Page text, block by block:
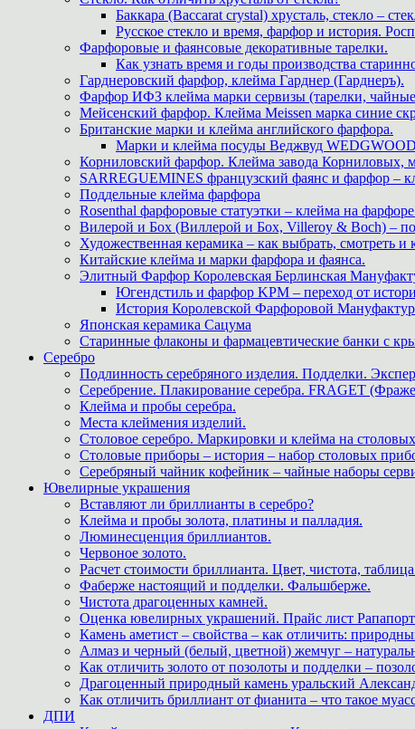
Баккара (Baccarat crystal) хрусталь, стекло –
Русское стекло и время, фарфор и история.
Фарфоровые и фаянсовые декоративные тарелки.
Как узнать время и годы производства
Гарднеровский фарфор, клейма Гарднер (Гарднеръ).
Фарфор ИФЗ клейма марки сервизы (тарелки,
Мейсенский фарфор. Клейма Meissen марка синие
Британские марки и клейма английского фарфора.
Марки и клейма посуды Веджвуд
Корниловский фарфор. Клейма завода Корниловых,
SARREGUEMINES французский фаянс и фарфор –
Поддельные клейма фарфора
Rosenthal фарфоровые статуэтки – клейма на
Вилерой и Бох (Виллерой и Бох, Villeroy & Boch) –
Художественная керамика – как выбрать, смотреть
Китайские клейма и марки фарфора и фаянса.
Элитный Фарфор Королевская Берлинская
Югендстиль и фарфор KPM – переход от
История Королевской Фарфоровой
Японская керамика Сацума
Старинные флаконы и фармацевтические банки с
Серебро
Подлинность серебряного изделия. Подделки.
Серебрение. Плакирование серебра. FRAGET
Клейма и пробы серебра.
Места клеймения изделий.
Столовое серебро. Маркировки и клейма на
Столовые приборы – история – набор столовых
Серебряный чайник кофейник – чайные наборы
Ювелирные украшения
Вставляют ли бриллианты в серебро?
Клейма и пробы золота, платины и палладия.
Люминесценция бриллиантов.
Червоное золото.
Расчет стоимости бриллианта. Цвет, чистота,
Фаберже настоящий и подделки. Фальшберже.
Чистота драгоценных камней.
Оценка ювелирных украшений. Прайс лист
Камень аметист – свойства – как отличить:
Алмаз и черный (белый, цветной) жемчуг –
Как отличить золото от позолоты и подделки –
Драгоценный природный камень уральский
Как отличить бриллиант от фианита – что такое
ДПИ